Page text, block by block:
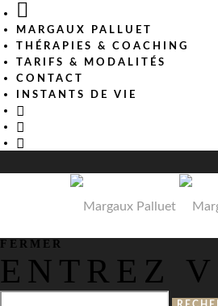
MARGAUX PALLUET
THÉRAPIES & COACHING
TARIFS & MODALITÉS
CONTACT
INSTANTS DE VIE
FERMER
ENTREZ